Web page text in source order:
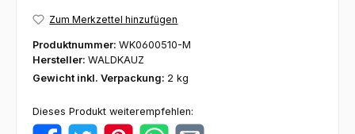
Zum Merkzettel hinzufügen
Produktnummer: WK0600510-M
Hersteller: WALDKAUZ
Gewicht inkl. Verpackung: 2 kg
Dieses Produkt weiterempfehlen: